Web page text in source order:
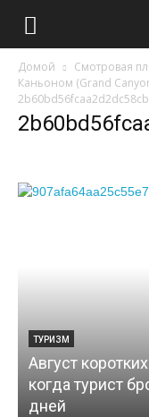
портал
Домой
Смотровая
Каньоном (Grand
ТУРИЗМ
Август
когда турист
дней